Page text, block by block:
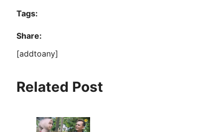
Tags:
Share:
[addtoany]
Related Post